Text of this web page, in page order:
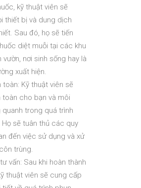
kỹ thuật viên sẽ
thiết bị và dung dịch
Sau đó, họ sẽ tiến
diệt muỗi tại các khu
nơi sinh sống hay là
xuất hiện.
Kỹ thuật viên sẽ
toàn cho bạn và môi
trong quá trình
sẽ tuân thủ các quy
đến việc sử dụng và xử
trùng.
vấn: Sau khi hoàn thành
thuật viên sẽ cung cấp